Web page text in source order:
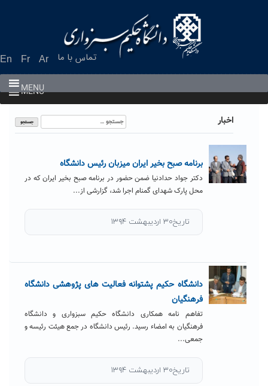
En Fr Ar تماس با ما
MENU
MENU
اخبار
جستجو
برای:
برنامه صبح بخیر ایران میزبان رئیس دانشگاه
دکتر جواد حدادنیا ضمن حضور در برنامه صبح بخیر ایران که در
محل پارک شهدای گمنام اجرا شد، گزارشی از...
تاریخ۳۰ اردیبهشت ۱۳۹۴
دانشگاه حکیم پشتوانه فعالیت های پژوهشی دانشگاه
فرهنگیان
تفاهم نامه همکاری دانشگاه حکیم سبزواری و دانشگاه
فرهنگیان به امضاء رسید. رئیس دانشگاه در جمع هیئت رئیسه و
جمعی...
تاریخ۳۰ اردیبهشت ۱۳۹۴